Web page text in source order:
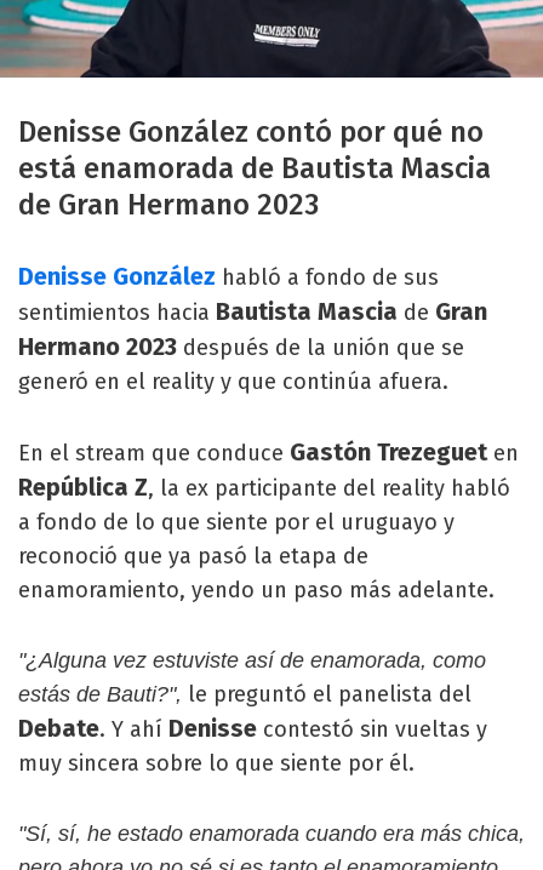
Denisse González contó por qué no
está enamorada de Bautista Mascia
de Gran Hermano 2023
Denisse González habló a fondo de sus
sentimientos hacia Bautista Mascia de Gran
Hermano 2023 después de la unión que se
generó en el reality y que continúa afuera.
En el stream que conduce Gastón Trezeguet en
República Z, la ex participante del reality habló
a fondo de lo que siente por el uruguayo y
reconoció que ya pasó la etapa de
enamoramiento, yendo un paso más adelante.
"¿Alguna vez estuviste así de enamorada, como
estás de Bauti?", le preguntó el panelista del
Debate. Y ahí Denisse contestó sin vueltas y
muy sincera sobre lo que siente por él.
"Sí, sí, he estado enamorada cuando era más chica,